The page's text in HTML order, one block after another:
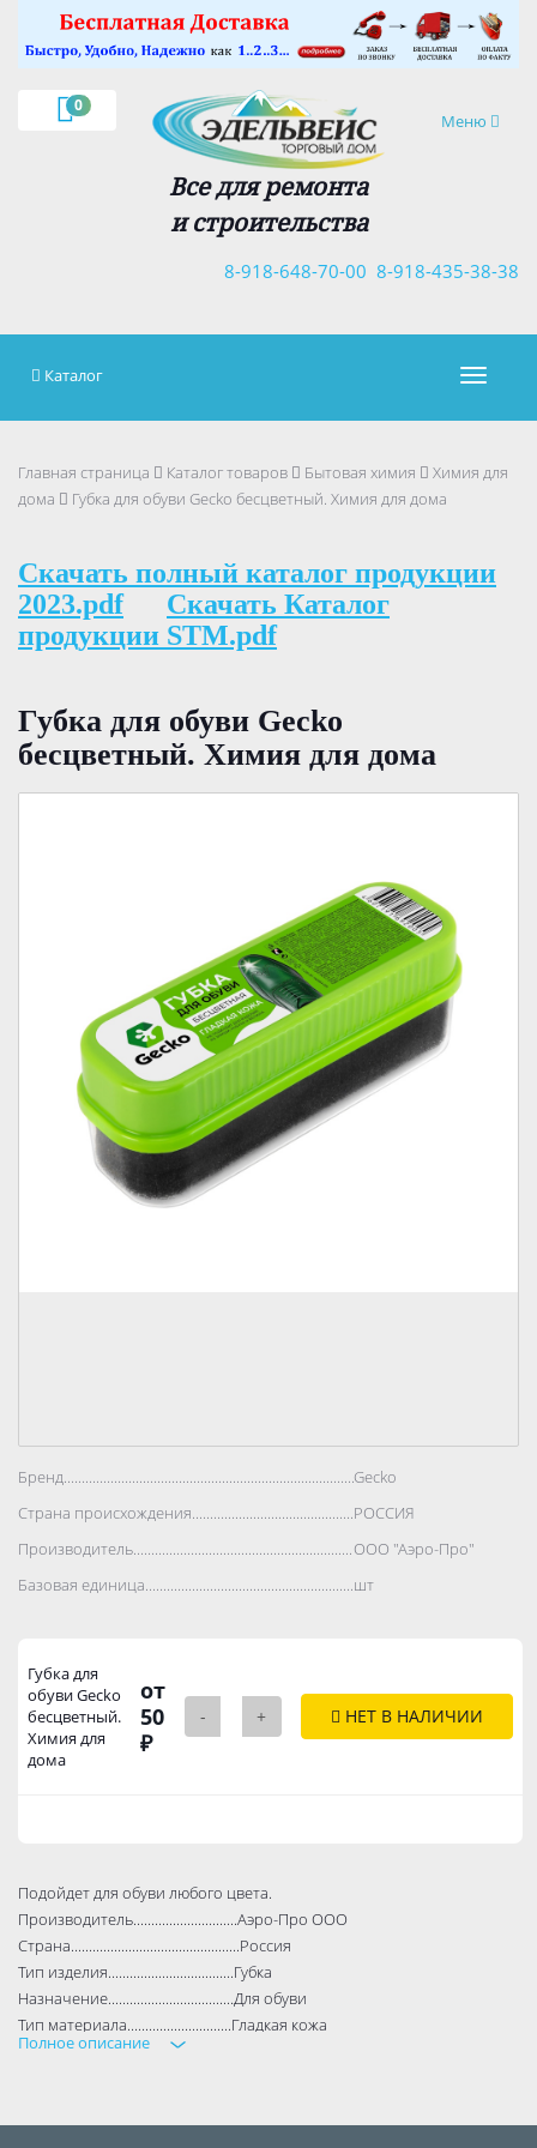
0
Навигация
Меню
Все для ремонта
и строительства
8-918-435-38-38
8-918-648-70-00
×
Каталог
Главная страница Каталог товаров Бытовая химия
Химия для
дома
Губка для обуви Gecko бесцветный. Химия для дома
Скачать полный каталог продукции
2023.pdf
Скачать Каталог
продукции STM.pdf
Губка для обуви Gecko
бесцветный. Химия для дома
Бренд..................................................................................Gecko
Страна происхождения..................................................................................
РОССИЯ
Производитель..................................................................................
ООО "Аэро-Про"
Базовая единица..................................................................................
шт
Губка для
обуви Gecko
бесцветный.
Химия для
дома
от
50
₽
- + НЕТ В НАЛИЧИИ
Подойдет для обуви любого цвета.
Производитель.............................Аэро-Про ООО
Страна...............................................Россия
Тип изделия...................................Губка
Назначение...................................Для обуви
Тип материала.............................Гладкая кожа
Применение...................................Для полировки
Количество в упаковке..........1 шт
Полное описание